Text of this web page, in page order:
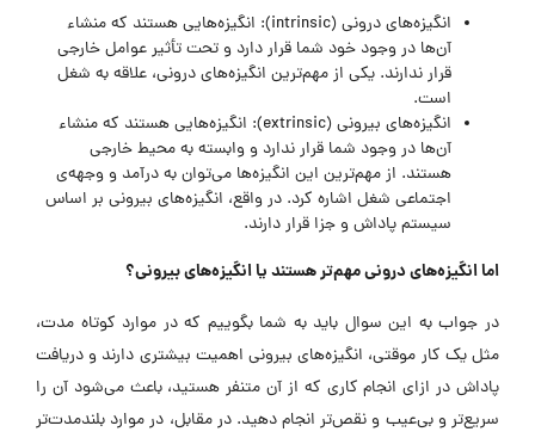
انگیزه‌های درونی (intrinsic): انگیزه‌هایی هستند که منشاء
آن‌ها در وجود خود شما قرار دارد و تحت تأثیر عوامل خارجی
قرار ندارند. یکی از مهم‌ترین انگیزه‌های درونی، علاقه به شغل
است.
انگیزه‌های بیرونی (extrinsic): انگیزه‌هایی هستند که منشاء
آن‌ها در وجود شما قرار ندارد و وابسته به محیط خارجی
هستند. از مهم‌ترین این انگیزه‌ها می‌توان به درآمد و وجهه‌ی
اجتماعی شغل اشاره کرد. در واقع، انگیزه‌های بیرونی بر اساس
سیستم پاداش و جزا قرار دارند.
اما انگیزه‌های درونی مهم‌تر هستند یا انگیزه‌های بیرونی؟
در جواب به این سوال باید به شما بگوییم که در موارد کوتاه مدت،
مثل یک کار موقتی، انگیزه‌های بیرونی اهمیت بیشتری دارند و دریافت
پاداش در ازای انجام کاری که از آن متنفر هستید، باعث می‌شود آن را
سریع‌تر و بی‌عیب و نقص‌تر انجام دهید. در مقابل، در موارد بلندمدت‌تر